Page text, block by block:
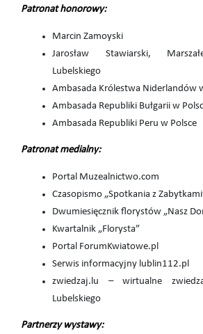
Patronat honorowy:
Marcin Zamoyski
Jarosław Stawiarski,
Lubelskiego
Ambasada Królestwa Niderlandów
Ambasada Republiki Bułgarii w
Ambasada Republiki Peru w Polsce
Patronat medialny:
Portal Muzealnictwo.com
Czasopismo „Spotkania z
Dwumiesięcznik florystów „Nasz
Kwartalnik „Florysta”
Portal ForumKwiatowe.pl
Serwis informacyjny lublin112.pl
zwiedzaj.lu – wirtualne
Lubelskiego
Partnerzy wystawy: